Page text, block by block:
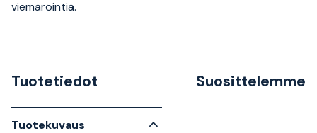
viemäröintiä.
Tuotetiedot
Tuotekuvaus
Suosittelemme